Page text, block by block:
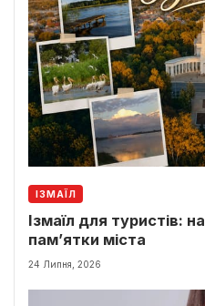
ІЗМАЇЛ
Ізмаїл для туристів:
пам’ятки міста
24 Липня, 2026